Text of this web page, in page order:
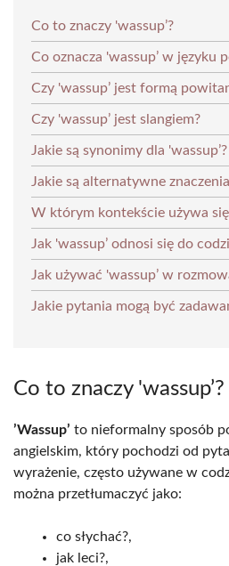
Co to znaczy 'wassup’?
Co oznacza 'wassup’ w języku
Czy 'wassup’ jest formą
Czy 'wassup’ jest slangiem?
Jakie są synonimy dla 'wassup’?
Jakie są alternatywne
W którym kontekście używa się
Jak 'wassup’ odnosi się do
Jak używać 'wassup’ w
Jakie pytania mogą być
Co to znaczy 'wassup’?
’Wassup’ to nieformalny sposób
angielskim, który pochodzi od
wyrażenie, często używane w
można przetłumaczyć jako:
co słychać?,
jak leci?,